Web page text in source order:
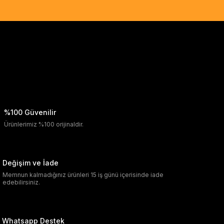
%100 Güvenilir
Ürünlerimiz %100 orijinaldir.
Değişim ve İade
Memnun kalmadığınız ürünleri 15 iş günü içerisinde iade
edebilirsiniz.
Whatsapp Destek